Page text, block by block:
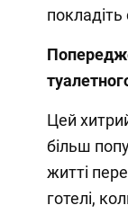
покладіть
Цей
більш
житті
готелі,